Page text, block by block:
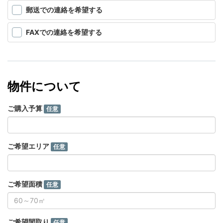
郵送での連絡を希望する
FAXでの連絡を希望する
物件について
ご購入予算 任意
ご希望エリア 任意
ご希望面積 任意